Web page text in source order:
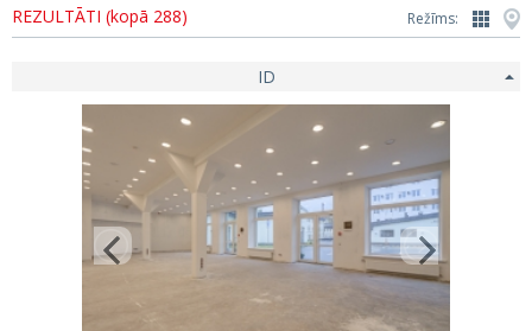
REZULTĀTI (kopā 288) Režīms:
ID